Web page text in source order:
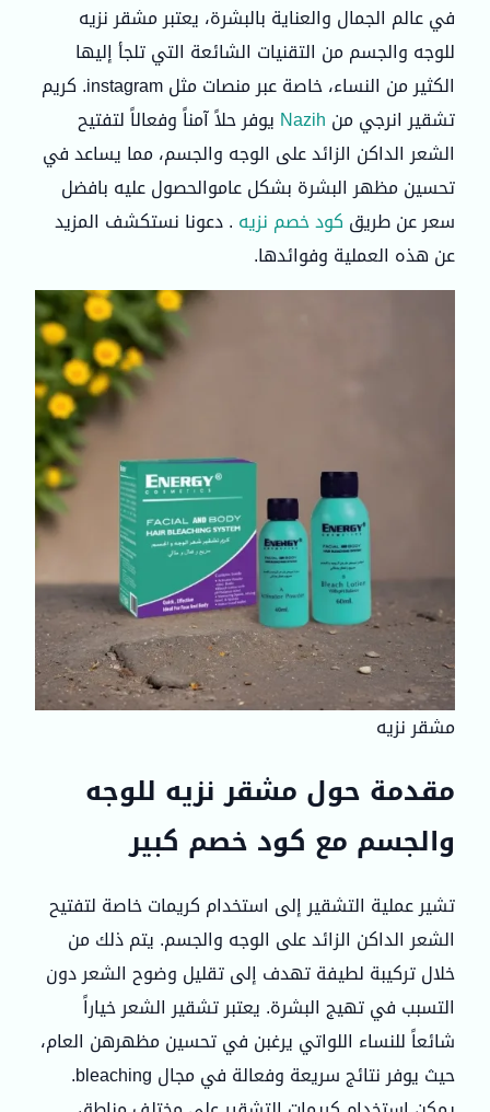
في عالم الجمال والعناية بالبشرة، يعتبر مشقر نزيه
للوجه والجسم من التقنيات الشائعة التي تلجأ إليها
الكثير من النساء، خاصة عبر منصات مثل instagram. كريم
تشقير انرجي من Nazih يوفر حلاً آمناً وفعالاً لتفتيح
الشعر الداكن الزائد على الوجه والجسم، مما يساعد في
تحسين مظهر البشرة بشكل عاموالحصول عليه بافضل
سعر عن طريق كود خصم نزيه . دعونا نستكشف المزيد
عن هذه العملية وفوائدها.
مشقر نزيه
مقدمة حول مشقر نزيه للوجه
والجسم مع كود خصم كبير
تشير عملية التشقير إلى استخدام كريمات خاصة لتفتيح
الشعر الداكن الزائد على الوجه والجسم. يتم ذلك من
خلال تركيبة لطيفة تهدف إلى تقليل وضوح الشعر دون
التسبب في تهيج البشرة. يعتبر تشقير الشعر خياراً
شائعاً للنساء اللواتي يرغبن في تحسين مظهرهن العام،
حيث يوفر نتائج سريعة وفعالة في مجال bleaching.